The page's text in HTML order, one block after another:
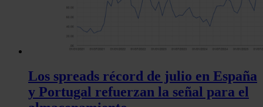
Los spreads récord de julio en España
y Portugal refuerzan la señal para el